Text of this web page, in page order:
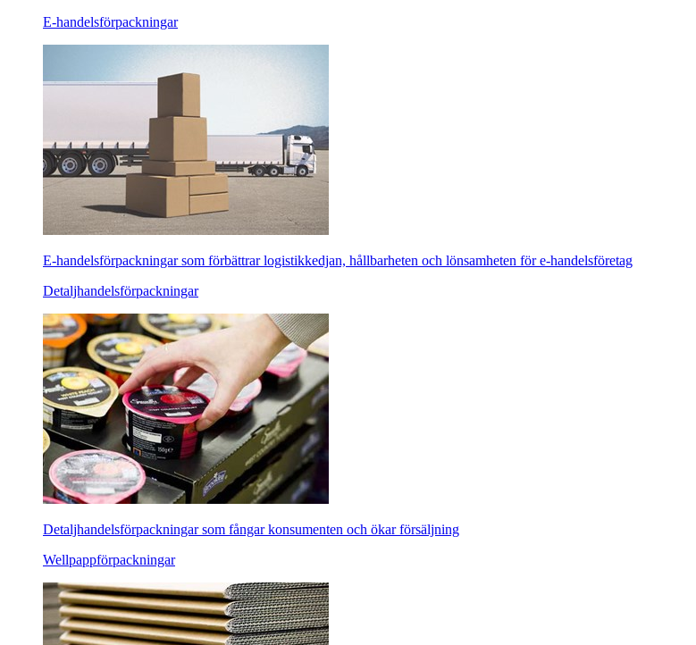
E-handelsförpackningar
E-handelsförpackningar som förbättrar logistikkedjan, hållbarheten och lönsamheten för e-handelsföretag
Detaljhandelsförpackningar
Detaljhandelsförpackningar som fångar konsumenten och ökar försäljning
Wellpappförpackningar